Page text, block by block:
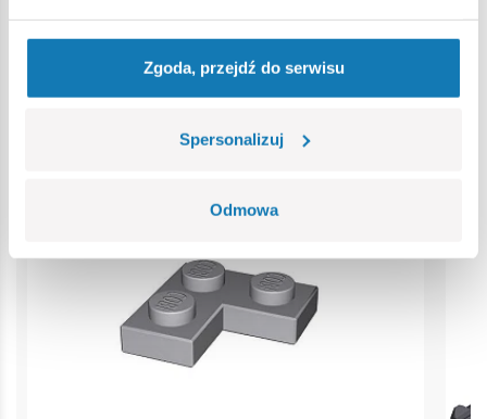
Zgoda, przejdź do serwisu
Spersonalizuj
Odmowa
Bestsellery w kategorii